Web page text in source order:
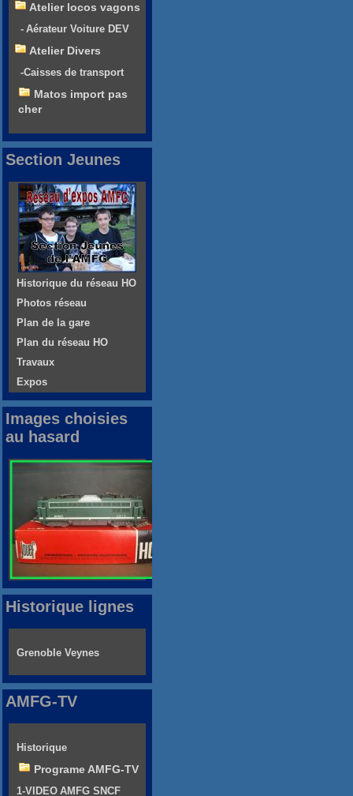
Atelier locos vagons
- Aérateur Voiture DEV
Atelier Divers
-Caisses de transport
Matos import pas
cher
Section Jeunes
Historique du réseau HO
Photos réseau
Plan de la gare
Plan du réseau HO
Travaux
Expos
Images choisies
au hasard
Historique lignes
Grenoble Veynes
AMFG-TV
Historique
Programe AMFG-TV
1-VIDEO AMFG SNCF